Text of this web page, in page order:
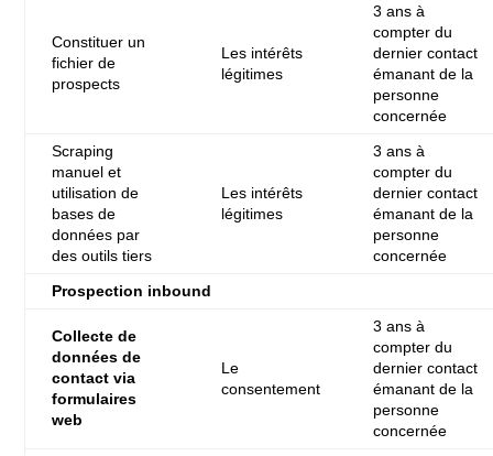
Constituer un
fichier de
prospects
Les intérêts
légitimes
3 ans à
compter du
dernier contact
émanant de la
personne
concernée
Scraping
manuel et
utilisation de
bases de
données par
des outils tiers
Les intérêts
légitimes
3 ans à
compter du
dernier contact
émanant de la
personne
concernée
Prospection inbound
Collecte de
données de
contact via
formulaires
web
Le
consentement
3 ans à
compter du
dernier contact
émanant de la
personne
concernée